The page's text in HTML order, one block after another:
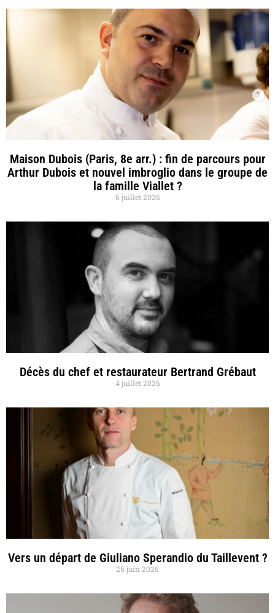
Maison Dubois (Paris, 8e arr.) : fin de parcours pour
Arthur Dubois et nouvel imbroglio dans le groupe de
la famille Viallet ?
6 juillet 2026
Décès du chef et restaurateur Bertrand Grébaut
4 juillet 2026
Vers un départ de Giuliano Sperandio du Taillevent ?
26 juin 2026